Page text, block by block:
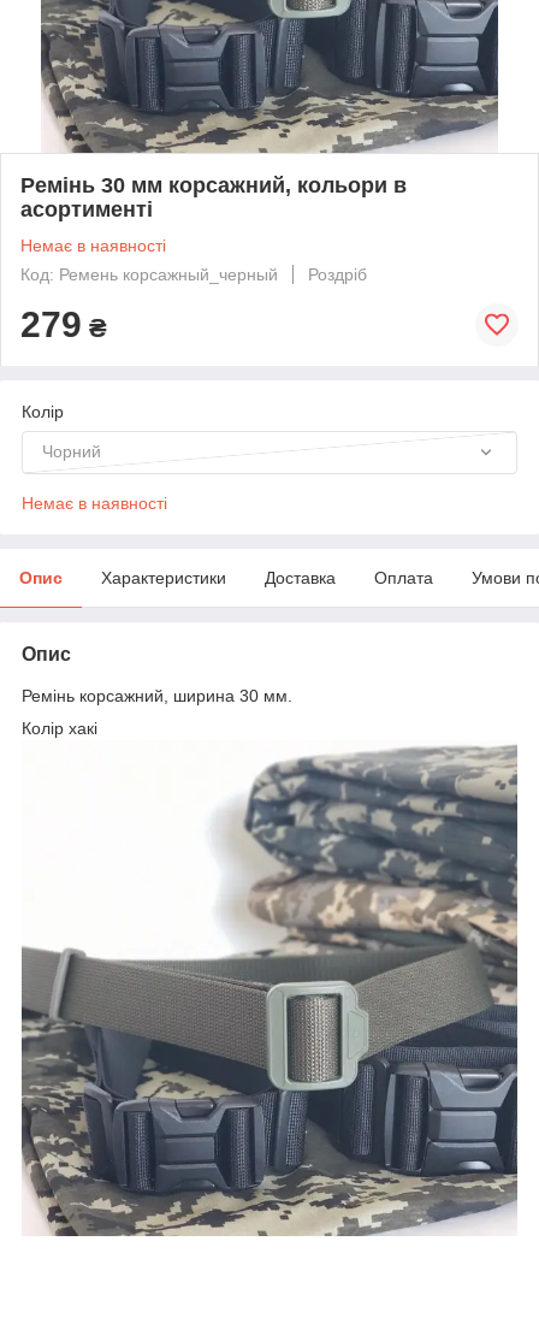
Ремінь 30 мм корсажний, кольори в
асортименті
Немає в наявності
Код: Ремень корсажный_черный
Роздріб
279 ₴
Колір
Чорний
Немає в наявності
Опис Характеристики Доставка Оплата Умови
Опис
Ремінь корсажний, ширина 30 мм.
Колір хакі